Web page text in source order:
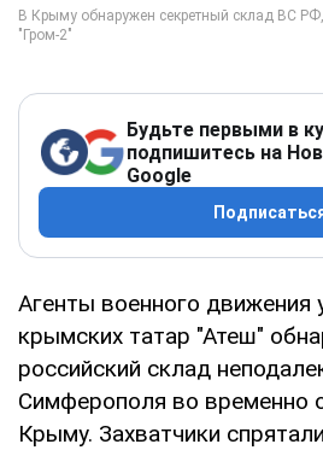
Будьте первыми в
подпишитесь на
Google
Агенты военного движения
крымских татар "Атеш"
российский склад
Симферополя во временно
Крыму. Захватчики